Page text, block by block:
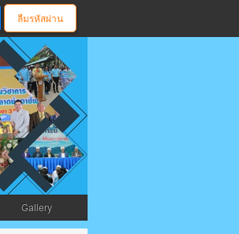
ลืมรหัสผ่าน
Gallery